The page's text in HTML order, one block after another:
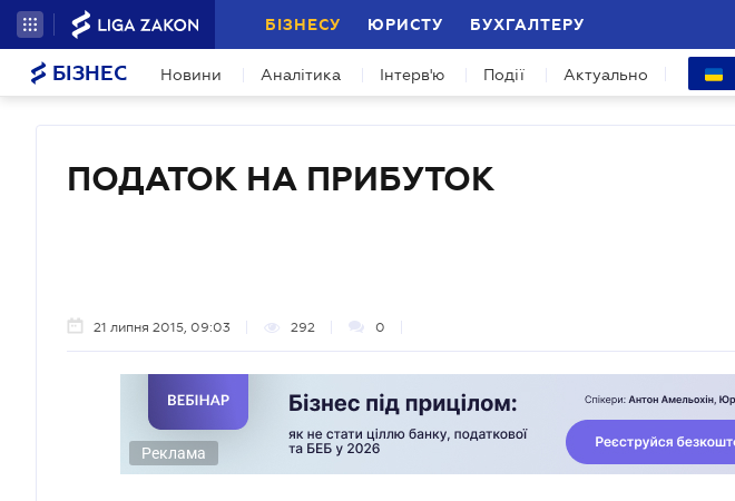
БІЗНЕСУ ЮРИСТУ БУХГАЛТЕРУ
БІЗНЕС Новини Аналітика Інтерв'ю Події Актуально
ПОДАТОК НА ПРИБУТОК
21 липня 2015, 09:03 292 0
Реклама